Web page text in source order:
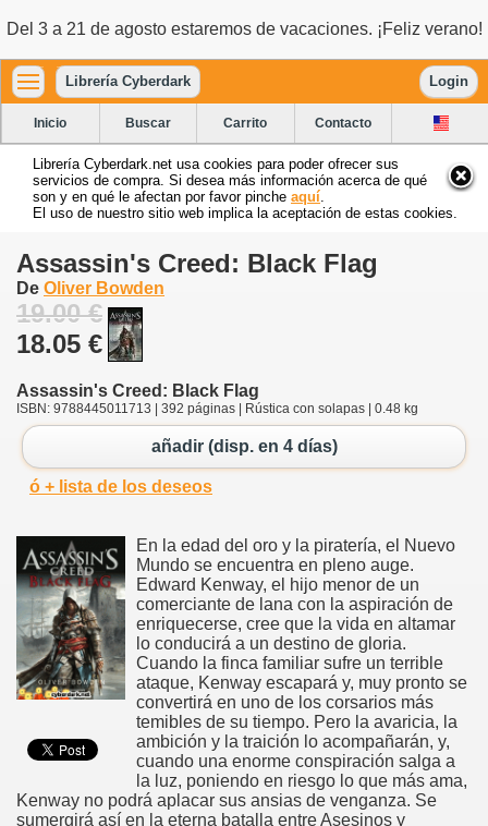
Del 3 a 21 de agosto estaremos de vacaciones. ¡Feliz verano!
Librería Cyberdark Login
Inicio Buscar Carrito Contacto
Librería Cyberdark.net usa cookies para poder ofrecer sus
servicios de compra. Si desea más información acerca de qué
son y en qué le afectan por favor pinche aquí
El uso de nuestro sitio web implica la aceptación de estas cookies.
Assassin's Creed: Black Flag
De Oliver Bowden
19.00 €
18.05 €
Assassin's Creed: Black Flag
ISBN: 9788445011713 | 392 páginas | Rústica con solapas | 0.48 kg
añadir (disp. en 4 días)
ó + lista de los deseos
En la edad del oro y la piratería, el Nuevo
Mundo se encuentra en pleno auge.
Edward Kenway, el hijo menor de un
comerciante de lana con la aspiración de
enriquecerse, cree que la vida en altamar
lo conducirá a un destino de gloria.
Cuando la finca familiar sufre un terrible
ataque, Kenway escapará y, muy pronto se
convertirá en uno de los corsarios más
temibles de su tiempo. Pero la avaricia, la
ambición y la traición lo acompañarán, y,
cuando una enorme conspiración salga a
la luz, poniendo en riesgo lo que más ama,
Kenway no podrá aplacar sus ansias de venganza. Se
sumergirá así en la eterna batalla entre Asesinos y